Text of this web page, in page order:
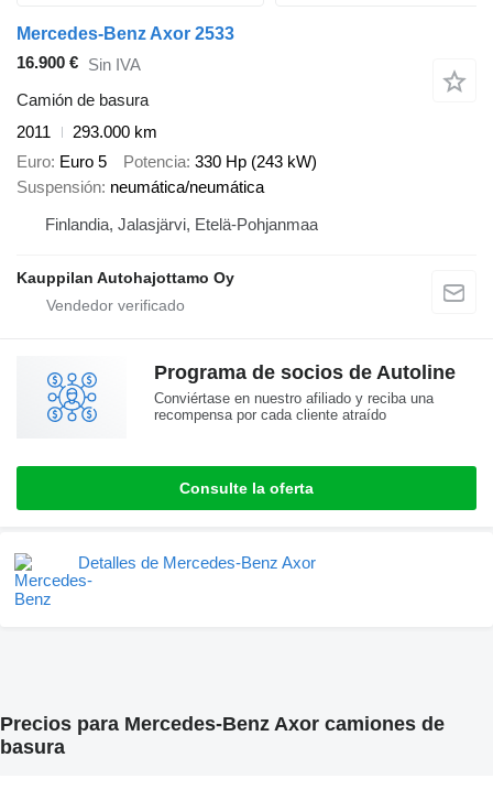
Mercedes-Benz Axor 2533
16.900 € Sin IVA
Camión de basura
2011
293.000 km
Euro Euro 5 Potencia 330 Hp (243 kW)
Suspensión neumática/neumática
Finlandia, Jalasjärvi, Etelä-Pohjanmaa
Kauppilan Autohajottamo Oy
Programa de socios de Autoline
Conviértase en nuestro afiliado y reciba una
recompensa por cada cliente atraído
Consulte la oferta
Detalles de Mercedes-Benz Axor
Precios para Mercedes-Benz Axor camiones de
basura